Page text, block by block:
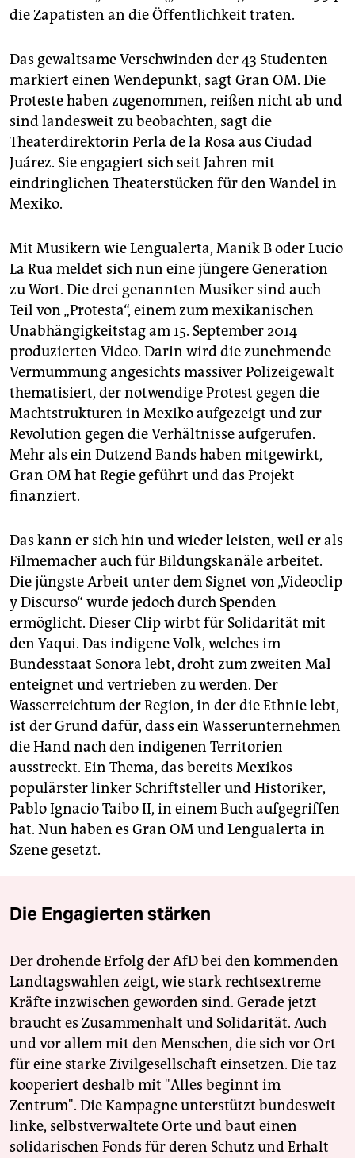
die Zapatisten an die Öffentlichkeit traten.
Das gewaltsame Verschwinden der 43 Studenten
markiert einen Wendepunkt, sagt Gran OM. Die
Proteste haben zugenommen, reißen nicht ab und
sind landesweit zu beobachten, sagt die
Theaterdirektorin Perla de la Rosa aus Ciudad
Juárez. Sie engagiert sich seit Jahren mit
eindringlichen Theaterstücken für den Wandel in
Mexiko.
Mit Musikern wie Lengualerta, Manik B oder Lucio
La Rua meldet sich nun eine jüngere Generation
zu Wort. Die drei genannten Musiker sind auch
Teil von „Protesta“, einem zum mexikanischen
Unabhängigkeitstag am 15. September 2014
produzierten Video. Darin wird die zunehmende
Vermummung angesichts massiver Polizeigewalt
thematisiert, der notwendige Protest gegen die
Machtstrukturen in Mexiko aufgezeigt und zur
Revolution gegen die Verhältnisse aufgerufen.
Mehr als ein Dutzend Bands haben mitgewirkt,
Gran OM hat Regie geführt und das Projekt
finanziert.
Das kann er sich hin und wieder leisten, weil er als
Filmemacher auch für Bildungskanäle arbeitet.
Die jüngste Arbeit unter dem Signet von „Videoclip
y Discurso“ wurde jedoch durch Spenden
ermöglicht. Dieser Clip wirbt für Solidarität mit
den Yaqui. Das indigene Volk, welches im
Bundesstaat Sonora lebt, droht zum zweiten Mal
enteignet und vertrieben zu werden. Der
Wasserreichtum der Region, in der die Ethnie lebt,
ist der Grund dafür, dass ein Wasserunternehmen
die Hand nach den indigenen Territorien
ausstreckt. Ein Thema, das bereits Mexikos
populärster linker Schriftsteller und Historiker,
Pablo Ignacio Taibo II, in einem Buch aufgegriffen
hat. Nun haben es Gran OM und Lengualerta in
Szene gesetzt.
Die Engagierten stärken
Der drohende Erfolg der AfD bei den kommenden
Landtagswahlen zeigt, wie stark rechtsextreme
Kräfte inzwischen geworden sind. Gerade jetzt
braucht es Zusammenhalt und Solidarität. Auch
und vor allem mit den Menschen, die sich vor Ort
für eine starke Zivilgesellschaft einsetzen. Die taz
kooperiert deshalb mit "Alles beginnt im
Zentrum". Die Kampagne unterstützt bundesweit
linke, selbstverwaltete Orte und baut einen
solidarischen Fonds für deren Schutz und Erhalt